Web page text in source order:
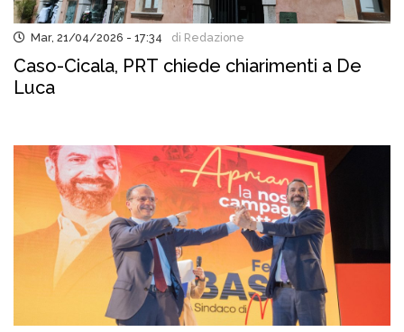
Mar, 21/04/2026 - 17:34 di Redazione
Caso-Cicala, PRT chiede chiarimenti a De
Luca